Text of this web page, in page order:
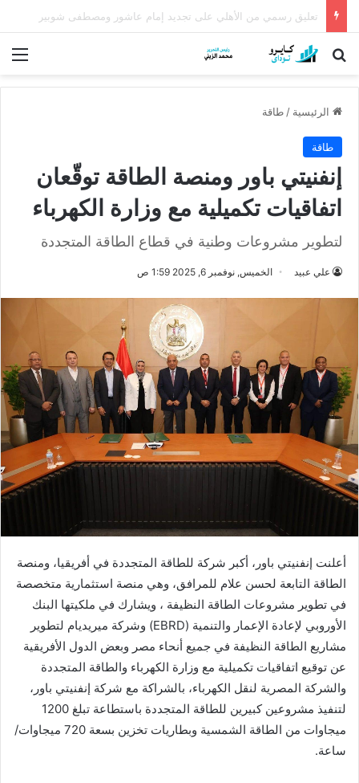
كشف أثري عمره أكثر من 5 آلاف عام في الدقهلية يروي أسرار شرق الدلتا
بحث عن
الرئيسية / طاقة
طاقة
إنفنيتي باور ومنصة الطاقة توقّعان
اتفاقيات تكميلية مع وزارة الكهرباء
لتطوير مشروعات وطنية في قطاع الطاقة المتجددة
علي عبيد الخميس, نوفمبر 6, 2025 1:59 ص
أعلنت إنفنيتي باور، أكبر شركة للطاقة المتجددة في أفريقيا، ومنصة
الطاقة التابعة لحسن علام للمرافق، وهي منصة استثمارية متخصصة
في تطوير مشروعات الطاقة النظيفة ، ويشارك في ملكيتها البنك
الأوروبي لإعادة الإعمار والتنمية (EBRD) وشركة ميريديام لتطوير
مشاريع الطاقة النظيفة في جميع أنحاء مصر وبعض الدول الأفريقية
عن توقيع اتفاقيات تكميلية مع وزارة الكهرباء والطاقة المتجددة
والشركة المصرية لنقل الكهرباء، بالشراكة مع شركة إنفنيتي باور،
لتنفيذ مشروعين كبيرين للطاقة المتجددة باستطاعة تبلغ 1200
ميجاوات من الطاقة الشمسية وبطاريات تخزين بسعة 720 ميجاوات/
ساعة.